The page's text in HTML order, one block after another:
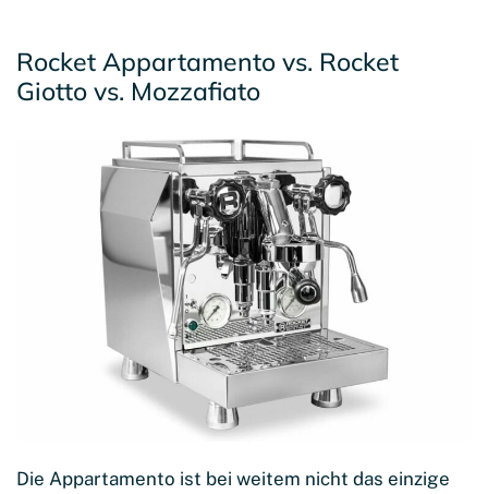
Rocket Appartamento vs. Rocket
Giotto vs. Mozzafiato
Die Appartamento ist bei weitem nicht das einzige